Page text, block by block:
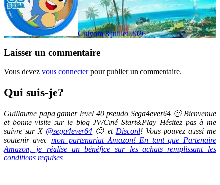
Guiyom8 juillet 2026
Laisser un commentaire
Vous devez vous connecterpour publier un commentaire.
Qui suis-je?
Guillaume papa gamer level 40 pseudo Sega4ever64 🙂 Bienvenue
et bonne visite sur le blog JV/Ciné Start&Play Hésitez pas à me
suivre sur X @sega4ever64 🙂 et Discord! Vous pouvez aussi me
soutenir avec mon partenariat Amazon! En tant que Partenaire
Amazon, je réalise un bénéfice sur les achats remplissant les
conditions requises